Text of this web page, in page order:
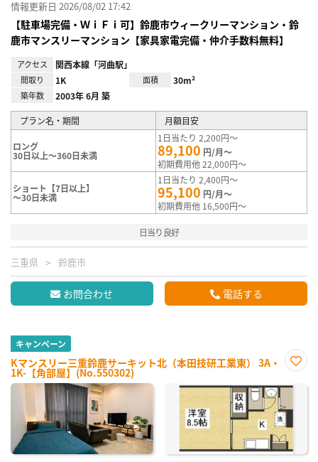
情報更新日 2026/08/02 17:42
【駐車場完備・ＷｉＦｉ可】鈴鹿市ウィークリーマンション・鈴
鹿市マンスリーマンション【家具家電完備・仲介手数料無料】
アクセス 関西本線「河曲駅」
間取り 1K 面積 30m²
築年数 2003年 6月 築
プラン名・期間 月額目安
ロング
30日以上～360日未満
1日当たり 2,200円～
89,100 円/月～
初期費用他 22,000円～
ショート【7日以上】
～30日未満
1日当たり 2,400円～
95,100 円/月～
初期費用他 16,500円～
日当り良好
三重県 鈴鹿市
お問合わせ 電話する
キャンペーン
Kマンスリー三重鈴鹿サーキット北（本田技研工業東） 3A・
1K-【角部屋】(No.550302)
に入
録